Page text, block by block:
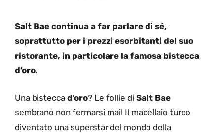
Salt Bae continua a far parlare di sé,
soprattutto per i prezzi esorbitanti del suo
ristorante, in particolare la famosa bistecca
d’oro.
Una bistecca d’oro? Le follie di Salt Bae
sembrano non fermarsi mai! Il macellaio turco
diventato una superstar del mondo della